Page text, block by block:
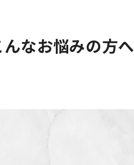
んなお悩みの方へ